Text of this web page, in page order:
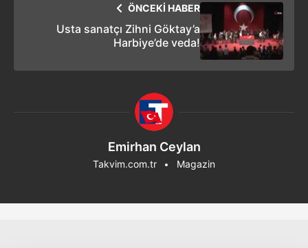
ÖNCEKİ HABER
Usta sanatçı Zihni Göktay’a
Harbiye’de veda!
Emirhan Ceylan
Takvim.com.tr Magazin